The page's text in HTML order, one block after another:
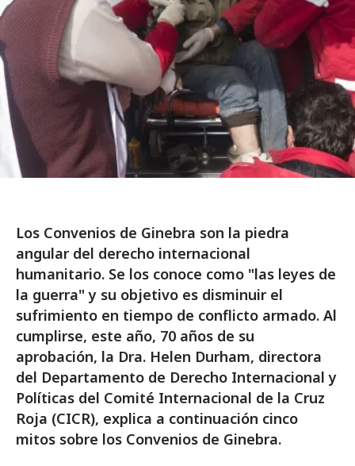
Los Convenios de Ginebra son la piedra
angular del derecho internacional
humanitario. Se los conoce como "las leyes de
la guerra" y su objetivo es disminuir el
sufrimiento en tiempo de conflicto armado. Al
cumplirse, este año, 70 años de su
aprobación, la Dra. Helen Durham, directora
del Departamento de Derecho Internacional y
Políticas del Comité Internacional de la Cruz
Roja (CICR), explica a continuación cinco
mitos sobre los Convenios de Ginebra.